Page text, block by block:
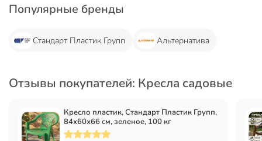
Популярные бренды
Стандарт Пластик Групп Альтернатива
Отзывы покупателей: Кресла садовые
Кресло пластик, Стандарт Пластик Групп,
84х60х66 см, зеленое, 100 кг